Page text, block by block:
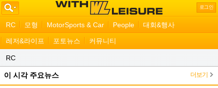
로그인
RC 모형 MotorSports & Car People 대회&행사
레저&라이프 포토뉴스 커뮤니티
RC
이 시각 주요뉴스 더보기